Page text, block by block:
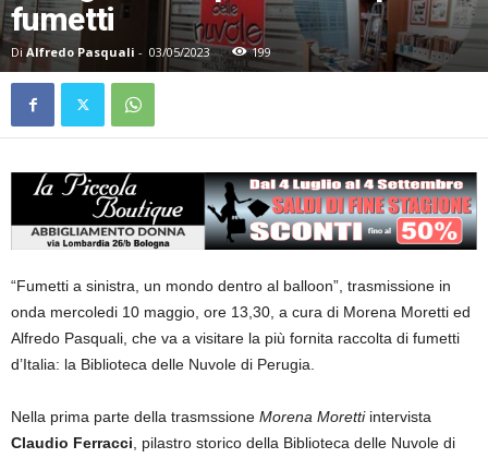
fumetti
Di Alfredo Pasquali - 03/05/2023 199
“Fumetti a sinistra, un mondo dentro al balloon”, trasmissione in
onda mercoledi 10 maggio, ore 13,30, a cura di Morena Moretti ed
Alfredo Pasquali, che va a visitare la più fornita raccolta di fumetti
d’Italia: la Biblioteca delle Nuvole di Perugia.
Nella prima parte della trasmssione Morena Moretti intervista
Claudio Ferracci , pilastro storico della Biblioteca delle Nuvole di